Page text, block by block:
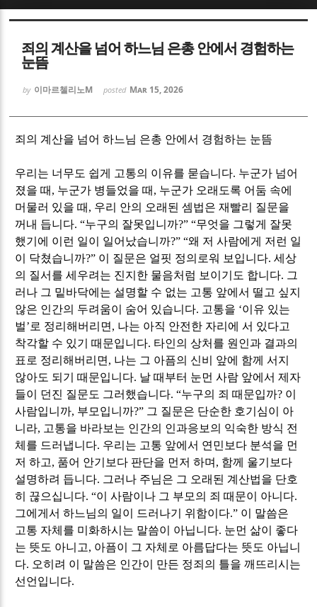
죄의 계산을 넘어 하느님 은총 안에서 경험하는
눈뜸
by 이마르첼리노M posted Mar 15, 2026
죄의 계산을 넘어 하느님 은총 안에서 경험하는 눈뜸
우리는 너무도 쉽게 고통의 이유를 묻습니다. 누군가 넘어
졌을 때 , 누군가 병들었을 때 , 누군가 오래도록 어둠 속에
머물러 있을 때 , 우리 안의 오래된 셈법은 재빨리 질문을
꺼내 듭니다. “누구의 잘못입니까?” “무엇을 그렇게 잘못
했기에 이런 일이 일어났습니까?” “왜 저 사람에게 저런 일
이 닥쳤습니까?” 이 질문은 얼핏 정의로워 보입니다.세상
의 질서를 세우려는 진지한 물음처럼 보이기도 합니다. 그
러나 그 밑바닥에는 설명할 수 없는 고통 앞에서 떨고 싶지
않은 인간의 두려움이 숨어 있습니다. 고통을 ‘이유 있는
벌’로 정리해버리면 , 나는 아직 안전한 자리에 서 있다고
착각할 수 있기 때문입니다. 타인의 상처를 원인과 결과의
표로 정리해버리면 , 나는 그 아픔의 신비 앞에 함께 서지
않아도 되기 때문입니다. 날 때부터 눈먼 사람 앞에서 제자
들이 던진 질문도 그러했습니다. “누구의 죄 때문입까? 이
사람입니까, 부모입니까?” 그 질문은 단순한 호기심이 아
니라, 고통을 바라보는 인간의 인과응보의 익숙한 방식 전
체를 드러냅니다. 우리는 고통 앞에서 연민보다 분석을 먼
저 하고, 품어 안기보다 판단을 먼저 하며 , 함께 울기보다
설명하려 듭니다. 그러나 주님은 그 오래된 계산법을 단호
히 끊으십니다. “이 사람이나 그 부모의 죄 때문이 아니다.
그에게서 하느님의 일이 드러나기 위함이다.” 이 말씀은
고통 자체를 미화하시는 말씀이 아닙니다. 눈먼 삶이 좋다
는 뜻도 아니고, 아픔이 그 자체로 아름답다는 뜻도 아닙니
다. 오히려 이 말씀은 인간이 만든 정죄의 틀을 깨뜨리시는
선언입니다.
Sketchbook5, 스케치북5
Sketchbook5, 스케치북5
Sketchbook5, 스케치북5
Sketchbook5, 스케치북5